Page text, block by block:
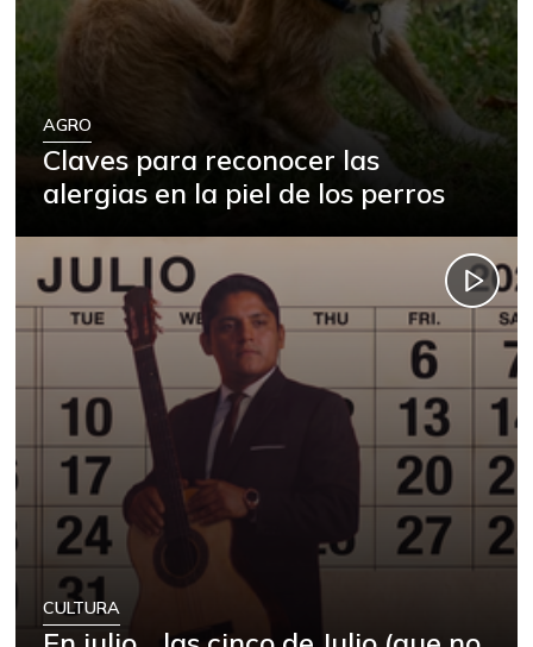
AGRO
Claves para reconocer las
alergias en la piel de los perros
CULTURA